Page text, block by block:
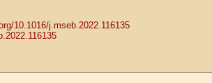
10.1016/j.mseb.2022.116135